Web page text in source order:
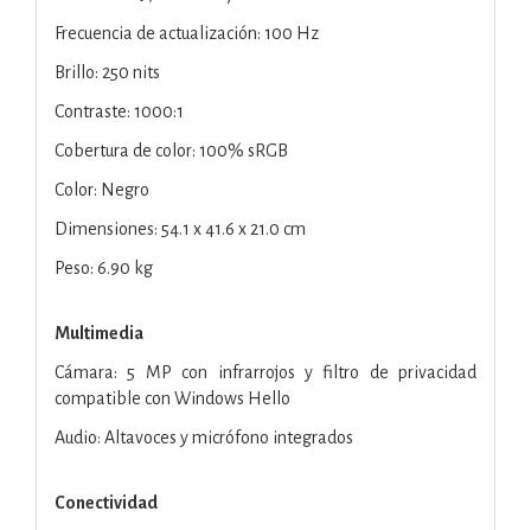
Frecuencia de actualización: 100 Hz
Brillo: 250 nits
Contraste: 1000:1
Cobertura de color: 100% sRGB
Color: Negro
Dimensiones: 54.1 x 41.6 x 21.0 cm
Peso: 6.90 kg
Multimedia
Cámara: 5 MP con infrarrojos y filtro de privacidad
compatible con Windows Hello
Audio: Altavoces y micrófono integrados
Conectividad